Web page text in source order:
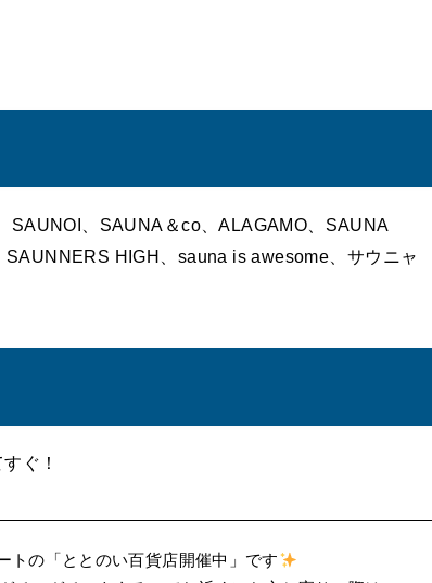
、SAUNA＆co、ALAGAMO、SAUNA
HIGH、sauna is awesome、サウニャ
ぐ！
トの「ととのい百貨店開催中」です